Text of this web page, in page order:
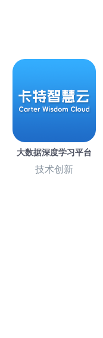
大数据深度学习平台
技术创新